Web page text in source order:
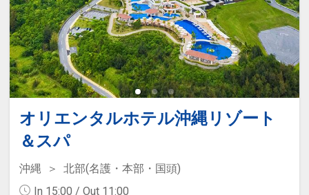
膳
カジュアルダイニング「パラディ」
営業時間7:00～10:00 メニュー:朝食
ブッフェ
離乳食やお子様用夕食メニュー対応
可（有料・事前予約）、ベビーカー
＆ベビーベッド＆ベッドガード等の
ハリウッドツイン対応可（部屋タイ
オリエンタルホテル沖縄リゾート
＆スパ
沖縄
北部(名護・本部・国頭)
In 15:00 / Out 11:00